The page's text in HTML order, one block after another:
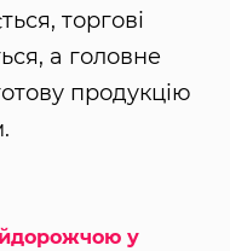
торгові
а головне
продукцію
у